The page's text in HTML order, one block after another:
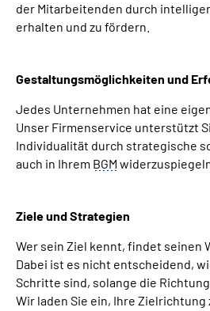
der Mitarbeitenden durch
erhalten und zu fördern.
Gestaltungsmöglichkeiten und
Jedes Unternehmen hat eine
Unser Firmenservice unterstützt
Individualität durch strategische
auch in Ihrem BGM
Ziele und Strategien
Wer sein Ziel kennt, findet seinen
Dabei ist es nicht entscheidend,
Schritte sind, solange die
Wir laden Sie ein, Ihre Zielrichtung